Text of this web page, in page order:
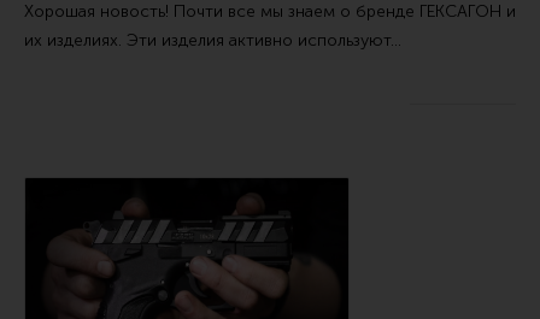
Инструменты и другие аксессуары
Линия Огня Медиа
Хорошая новость! Почти все мы знаем о бренде ГЕКСАГОН и
их изделиях. Эти изделия активно используют…